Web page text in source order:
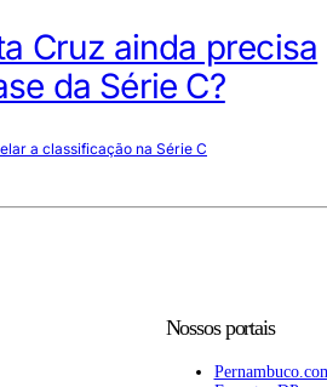
Cruz ainda precisa
da Série C?
a classificação na Série C
Nossos portais